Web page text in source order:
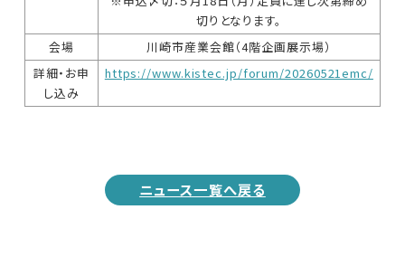
切りとなります。
会場
川崎市産業会館（4階企画展示場）
詳細・お申
し込み
https://www.kistec.jp/forum/20260521emc/
ニュース一覧へ戻る